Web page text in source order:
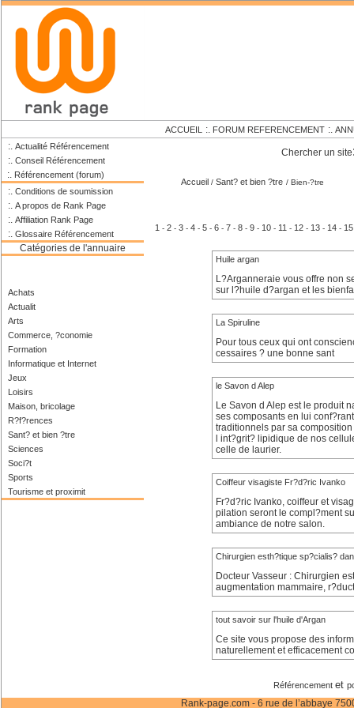
ACCUEIL :. FORUM REFERENCEMENT :.
:. Actualité Référencement
:. Conseil Référencement
:. Référencement (forum)
:. Conditions de soumission
:. A propos de Rank Page
:. Affiliation Rank Page
:. Glossaire Référencement
Catégories de l'annuaire
Achats
Actualit
Arts
Commerce, ?conomie
Formation
Informatique et Internet
Jeux
Loisirs
Maison, bricolage
R?f?rences
Sant? et bien ?tre
Sciences
Soci?t
Sports
Tourisme et proximit
Chercher un site
Accueil / Sant? et bien ?tre / Bien-?tre
1 - 2 - 3 - 4 - 5 - 6 - 7 - 8 - 9 - 10 - 11 - 12 - 13 - 14 - 15
Huile argan
L?Arganneraie vous offre non
sur l?huile d?argan et les
La Spiruline
Pour tous ceux qui ont
cessaires ? une bonne sant
le Savon d Alep
Le Savon d Alep est le produit
ses composants en lui
traditionnels par sa
l int?grit? lipidique de nos
celle de laurier.
Coiffeur visagiste Fr?d?ric Ivanko
Fr?d?ric Ivanko, coiffeur et
pilation seront le compl?ment
ambiance de notre salon.
Chirurgien esth?tique sp?cialis?
Docteur Vasseur : Chirurgien
augmentation mammaire,
tout savoir sur l'huile d'Argan
Ce site vous propose des
naturellement et efficacement
Référencement et
Rank-page.com - 6 rue de l’abbaye